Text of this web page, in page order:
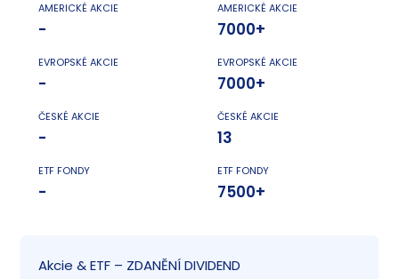
AMERICKÉ AKCIE
-
EVROPSKÉ AKCIE
-
ČESKÉ AKCIE
-
ETF FONDY
-
AMERICKÉ AKCIE
7000+
EVROPSKÉ AKCIE
7000+
ČESKÉ AKCIE
13
ETF FONDY
7500+
Akcie & ETF – ZDANĚNÍ DIVIDEND